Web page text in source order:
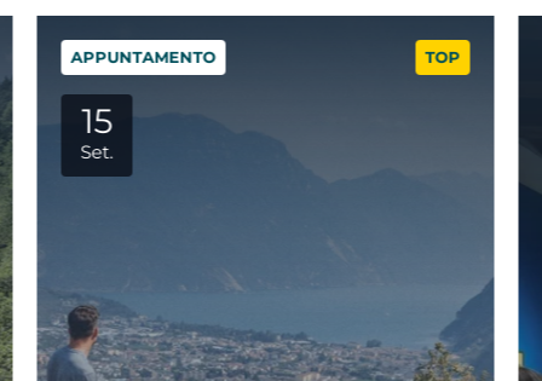
TOP
APPUNTAMENTO
29
Set.